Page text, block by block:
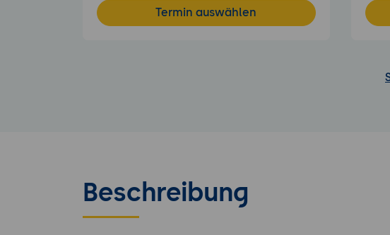
Termin auswählen
Beschreibung